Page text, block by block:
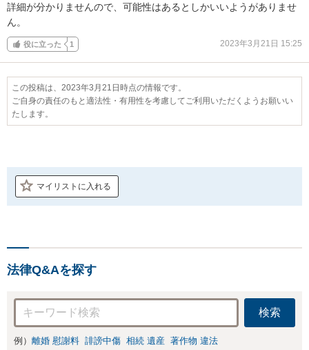
詳細が分かりませんので、可能性はあるとしかいいようがありませ
ん。
役に立った 1 2023年3月21日 15:25
この投稿は、2023年3月21日時点の情報です。
ご自身の責任のもと適法性・有用性を考慮してご利用いただくようお願いい
たします。
マイリストに入れる
法律Q&Aを探す
検索
例） 離婚 慰謝料 誹謗中傷 相続 遺産 著作物 違法